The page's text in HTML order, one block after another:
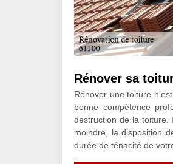
Rénover sa
Rénover une toiture
bonne compétence
destruction de la toiture.
moindre, la disposition
durée de ténacité de